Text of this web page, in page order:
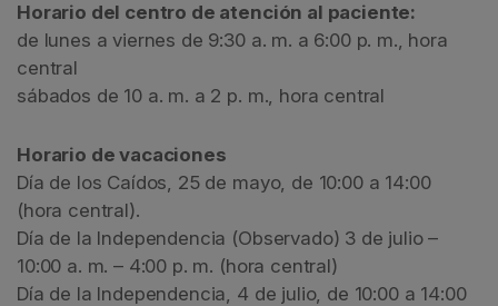
Horario del centro de atención al paciente:
de lunes a viernes de 9:30 a. m. a 6:00 p. m., hora
central
sábados de 10 a. m. a 2 p. m., hora central
Horario de vacaciones
Día de los Caídos, 25 de mayo, de 10:00 a 14:00
(hora central).
Día de la Independencia (Observado) 3 de julio –
10:00 a. m. – 4:00 p. m. (hora central)
Día de la Independencia, 4 de julio, de 10:00 a 14:00